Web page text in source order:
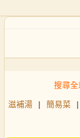
搜尋
滋補湯 | 簡易菜 |